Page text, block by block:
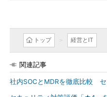
トップ 経営とIT
関連記事
社内SOCとMDRを徹底比較